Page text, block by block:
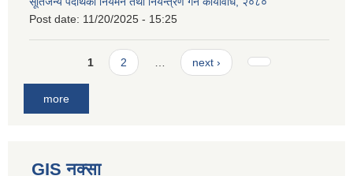
Post date: 11/20/2025 - 15:25
Pages1 2 next ›
more
GIS नक्सा